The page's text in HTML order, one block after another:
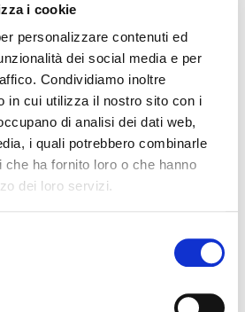
i cookie
personalizzare contenuti ed
dei social media e per
Condividiamo inoltre
in cui utilizza il nostro sito con i
di analisi dei dati web,
i quali potrebbero combinarle
ha fornito loro o che hanno
dei loro servizi.
del fine settimana nei territori dell'area
11 novembre 2017. Il premio a
e Legambiente; gli amministratori del
riparte il ciclo formativo "Pensa che
approva un documento contro i rischi